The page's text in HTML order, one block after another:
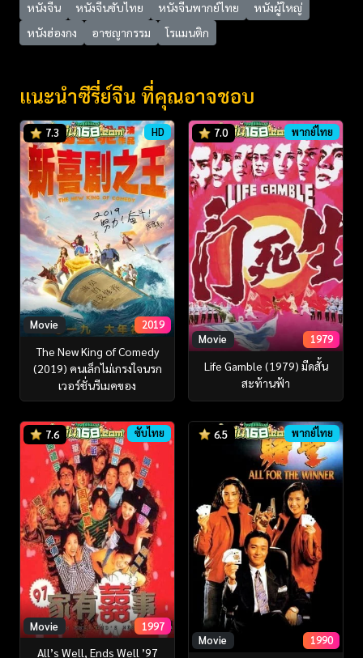
หนังจีน
หนังจีนซับไทย หนังจีนพากย์ไทย
หนังผู้ใหญ่
หนังฮ่องกง
อาชญากรรม โรแมนติก
แนะนำซีรี่ย์จีน ที่คุณอาจชอบ
7.3 HD
Movie 2019
The New King of Comedy
(2019) คนเล็กไม่เกรงใจนรก
เวอร์ชั่นรีเมคของ
7.0 พากย์ไทย
Movie 1979
Life Gamble (1979) มีดสั้น
สะท้านฟ้า
7.6 ซับไทย
Movie 1997
All’s Well, Ends Well ’97
6.5 พากย์ไทย
Movie 1990